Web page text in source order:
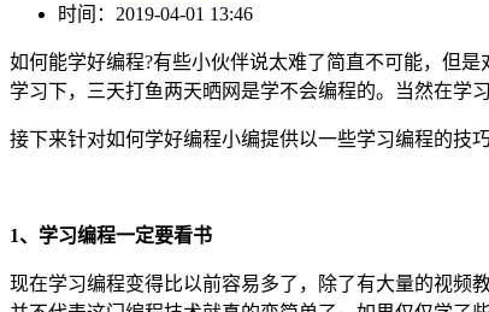
时间：2019-04-01 13:46
如何能学好编程?有些小伙伴说太难了简直不可能，但
学习下，三天打鱼两天晒网是学不会编程的。当然在学
接下来针对如何学好编程小编提供以一些学习编程的技
1、学习编程一定要看书
现在学习编程变得比以前容易多了，除了有大量的视频